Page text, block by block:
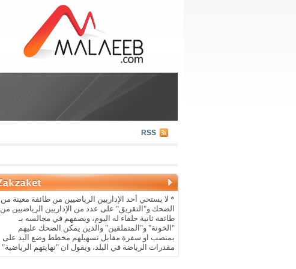
RSS
* لا يستحي أحد الإداريين الرياضيين من طائفة معينة من
الضحك و"التقريق" على عدد من الإداريين الرياضيين من
طائفة ثانية حلفاء له اليوم، ويصفهم في مجالسه بـ
"الخونة" و"المتملقين" والذين يمكن الضحك عليهم
بمنصب او سفرة مقابل تسهيلهم مخطط وضع اليد على
مقدرات الرياضة في البلد، ويقول ان "نهايتهم الرياضية"